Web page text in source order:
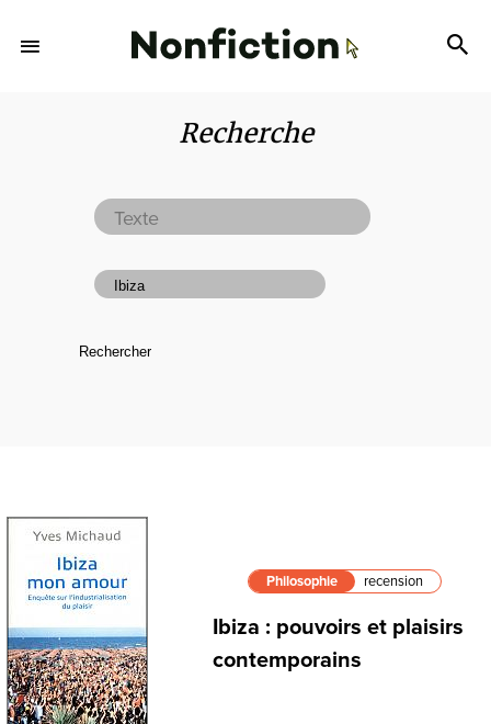
Recherche
Philosophie recension
Ibiza : pouvoirs et plaisirs
contemporains